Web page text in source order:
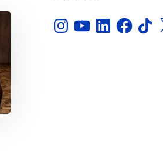
InstagramYouTubeLinkedInFacebook
TikTokX